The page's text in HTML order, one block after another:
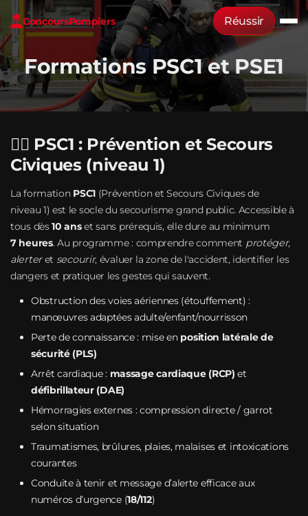
ConcoursPompiers Réussir
Formations PSC1 et PSE1
🧑‍⚕️ PSC1 : Prévention et Secours
Civiques (niveau 1)
La formation PSC1(Prévention et Secours Civiques de
niveau 1) est le socle du secourisme grand public. Accessible à
tous dès10 anset sans prérequis, elle dure au minimum
7 heures. Au programme : comprendre comment protéger,
alerteret secourir, évaluer la zone de l'accident, identifier les
dangers et pratiquer les gestes qui sauvent.
Obstruction des voies aériennes (étouffement) :
manœuvres adaptées adulte/enfant/nourrisson
Perte de connaissance : mise en position latérale de
sécurité (PLS)
Arrêt cardiaque : massage cardiaque (RCP) et
défibrillateur (DAE)
Hémorragies externes : compression directe / garrot
selon situation
Traumatismes, brûlures, plaies, malaises et intoxications
courantes
Conduite à tenir et message d’alerte efficace aux
numéros d’urgence (18/112)